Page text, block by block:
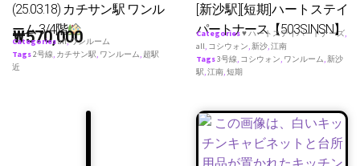
(25.03.18) カチサン駅 ワンル
ーム 3/4階
₩570,000
Categoriesall,ワンルーム
Tags2号線, カチサン駅, ワンルーム, 超駅
近
[新沙駅][短期]ハートステイ
パートナース【503SINSN】
Categories♥ ハートステイパートナーズ,
all, コシウォン,新沙,江南
Tags3号線, コシウォン, ワンルーム,新沙
駅,江南,短期